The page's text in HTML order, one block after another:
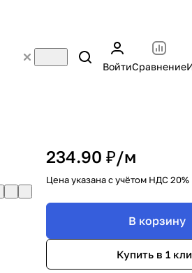
ВойтиСравнение
234.90 ₽/м
Цена указана с учётом НДС 20%
В корзину
Купить в 1